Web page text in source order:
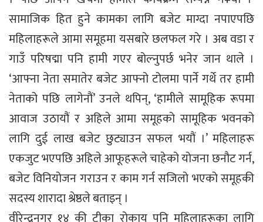
सामाजिक हित हुने कामका लागि बजेट माग्दा नपाएपछि
महिलाहरूले आमा समूहमा यसबारे छलफल गरे । अब वडा र
गाउँ परिषद्मा पनि हामी गएर बोल्नुपर्छ भनेर जान थाले ।
‘आफ्ना नेता समातेर बजेट आफ्नो टोलमा पार्ने गर्थे तर हामी
नेताको पछि लागेनौं’ उनले थपिन्, ‘हामीले सामूहिक रूपमा
आवाज उठायौं र अहिले आमा समूहको सामूहिक भवनको
लागि दुई लाख बजेट छुट्याउन सफल भयौं ।’ महिलाहरू
एकजुट भएपछि अहिले आफूहरूले चाहेको योजना छनौट गर्न,
बजेट विनियोजन गराउन र काम गर्न सजिलो भएको समूहकी
सदस्य शारादा श्रेष्ठले बताइन् ।